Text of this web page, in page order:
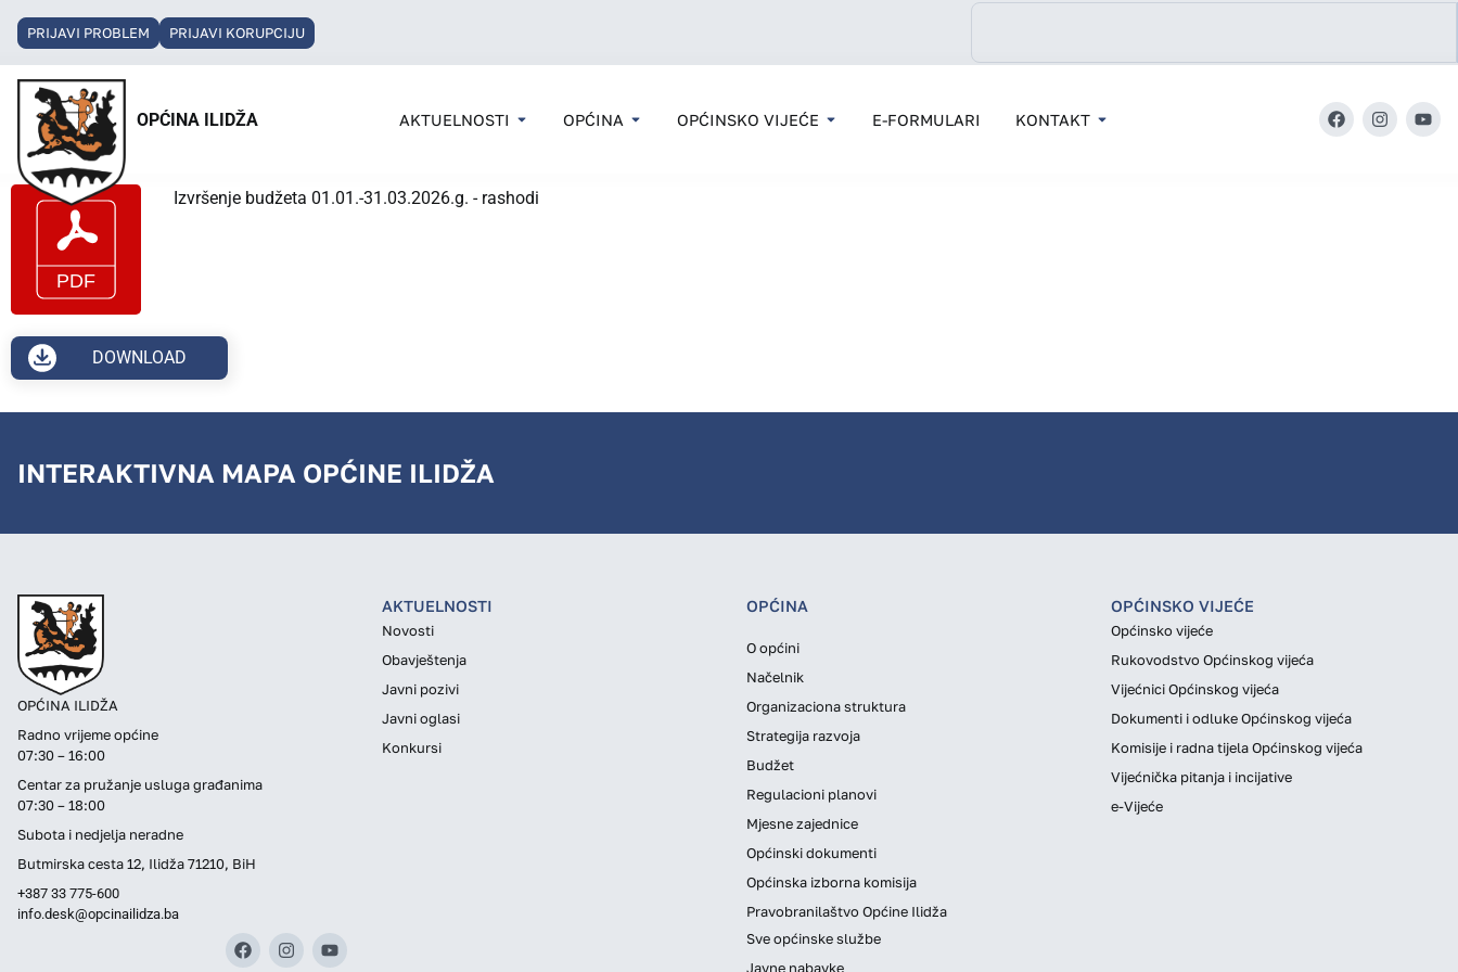
PRIJAVI PROBLEM PRIJAVI KORUPCIJU
OPĆINA ILIDŽA AKTUELNOSTI OPĆINA OPĆINSKO VIJEĆE E-FORMULARI KONTAKT
Izvršenje budžeta 01.01.-31.03.2026.g. - rashodi
DOWNLOAD
INTERAKTIVNA MAPA OPĆINE ILIDŽA
OPĆINA ILIDŽA
Radno vrijeme općine
07:30 – 16:00
Centar za pružanje usluga građanima
07:30 – 18:00
Subota i nedjelja neradne
Butmirska cesta 12, Ilidža 71210, BiH
+387 33 775-600
info.desk@opcinailidza.ba
AKTUELNOSTI
Novosti
Obavještenja
Javni pozivi
Javni oglasi
Konkursi
OPĆINA
O općini
Načelnik
Organizaciona struktura
Strategija razvoja
Budžet
Regulacioni planovi
Mjesne zajednice
Općinski dokumenti
Općinska izborna komisija
Pravobranilaštvo Općine Ilidža
Sve općinske službe
Javne nabavke
OPĆINSKO VIJEĆE
Općinsko vijeće
Rukovodstvo Općinskog vijeća
Vijećnici Općinskog vijeća
Dokumenti i odluke Općinskog vijeća
Komisije i radna tijela Općinskog vijeća
Vijećnička pitanja i incijative
e-Vijeće